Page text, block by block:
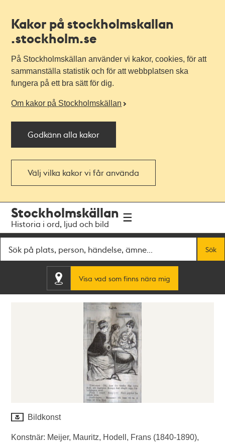
Kakor på stockholmskallan
.stockholm.se
På Stockholmskällan använder vi kakor, cookies, för att
sammanställa statistik och för att webbplatsen ska
fungera på ett bra sätt för dig.
Om kakor på Stockholmskällan
Godkänn alla kakor
Välj vilka kakor vi får använda
navigationen
huvudinnehållet
Stockholmskällan
Historia i ord, ljud och bild
Sök
Visa vad som finns nära mig
Bildkonst
Konstnär: Meijer, Mauritz, Hodell, Frans (1840-1890),